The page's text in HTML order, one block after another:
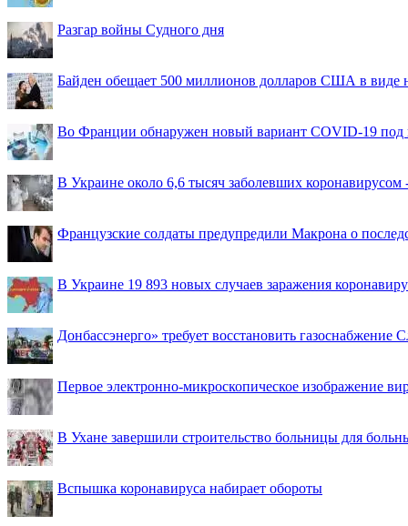
Разгар войны Судного дня
Байден обещает 500 миллионов долларов США в
Во Франции обнаружен новый вариант COVID-19 под
В Украине около 6,6 тысяч заболевших коронавирусом
Французские солдаты предупредили Макрона о
В Украине 19 893 новых случаев заражения
Донбассэнерго» требует восстановить газоснабжение
Первое электронно-микроскопическое изображение
В Ухане завершили строительство больницы для
Вспышка коронавируса набирает обороты